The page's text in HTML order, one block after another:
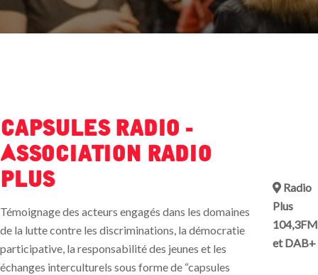
Capsules Radio -
Association Radio
Plus
Témoignage des acteurs engagés dans les domaines
de la lutte contre les discriminations, la démocratie
participative, la responsabilité des jeunes et les
échanges interculturels sous forme de “capsules
Radio
Plus
104,3FM
et DAB+